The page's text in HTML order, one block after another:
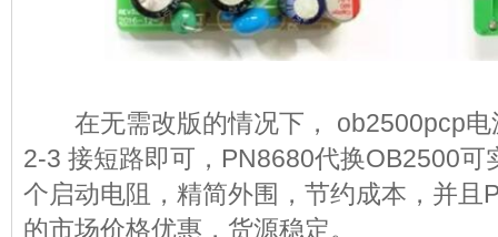
在无需改版的情况下， ob2500pcp电
2-3 接短路即可，PN8680代换OB2500可
个启动电阻，精简外围，节约成本，并且
的市场价格优惠，货源稳定。